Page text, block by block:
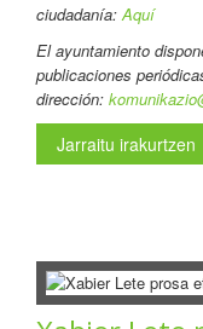
ciudadanía:Aquí
El ayuntamiento
publicaciones
dirección:
Jarraitu irakurtzen